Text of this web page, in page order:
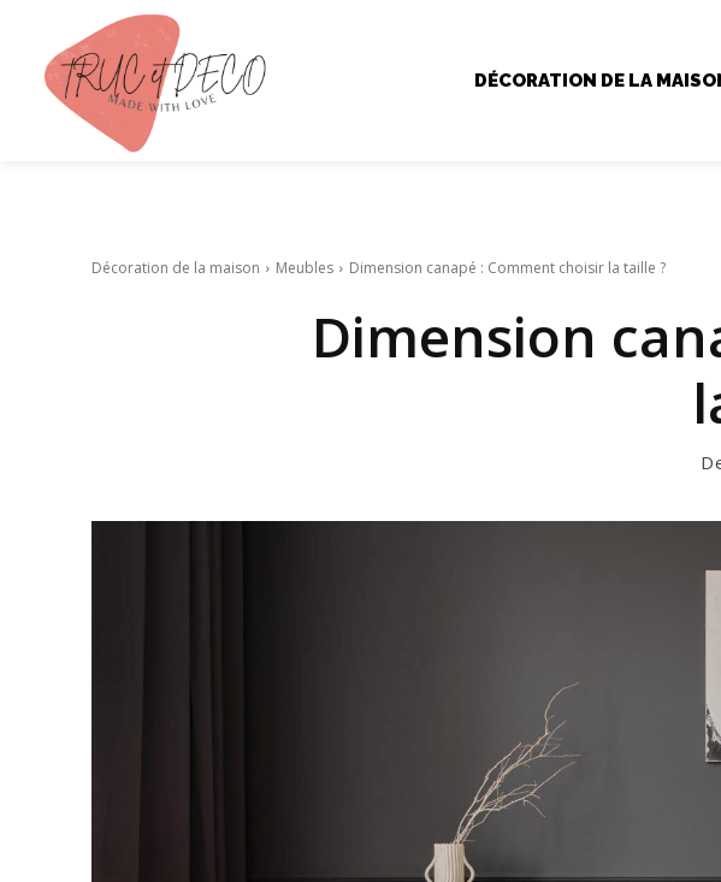
DÉCORATION DE LA
Décoration de la maison Meubles Dimension canapé : Comment choisir la taille ?
Dimension